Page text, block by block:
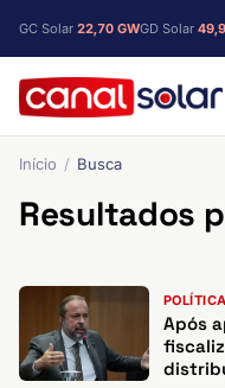
GC Solar 22,70 GWGD Solar
Início Busca
Resultados
Após